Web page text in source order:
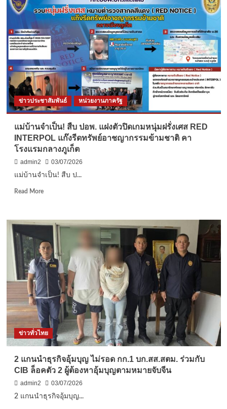
ยุโรป
แก๊ง
ส
แกม
เม
อร์
เกาหลีใต้
หลอก
ผู้
เสีย
หาย
ผ่าน
เว็บไซต์
ประเวณี
มูลค่า
ความ
เสีย
หาย
มากกว่า
ข่าวประชาสัมพันธ์ หน่วยงานภาครัฐ
แม่บ้านจำเป็น! สืบ ปอพ. แฝงตัวปิดเกมหนุ่มฝรั่งเศส RED
INTERPOL แก๊งรีดทรัพย์อาชญากรรมข้ามชาติ คา
โรงแรมกลางภูเก็ต
admin2
03/07/2026
แม่บ้านจำเป็น! สืบ ป...
Read MoreRead
แม่
บ้าน
จำเป็น!
สืบ
ปอพ.
แฝง
ตัว
ปิด
เกม
หนุ่ม
ฝรั่งเศส
RED
INTERPOL
แก๊ง
ทรัพย์
อาชญากรรม
ข้าม
ชาติ
คา
ข่าวทั่วไทย
2 แกนนำธุรกิจอุ้มบุญ ไม่รอด กก.1 บก.สส.สตม. ร่วมกับ
CIB ล็อคตัว 2 ผู้ต้องหาอุ้มบุญตามหมายจับจีน
admin2
03/07/2026
2 แกนนำธุรกิจอุ้มบุญ...